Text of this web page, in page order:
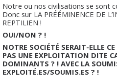
Notre ou nos civilisations se sont
Donc sur LA PRÉÉMINENCE DE
REPTILIEN !
OUI/NON ? !
NOTRE SOCIÉTÉ SERAIT-ELLE
PAS UNE EXPLOITATION DITE
DOMINANTS ? ! AVEC LA
EXPLOITÉ.ES/SOUMIS.ES ? !